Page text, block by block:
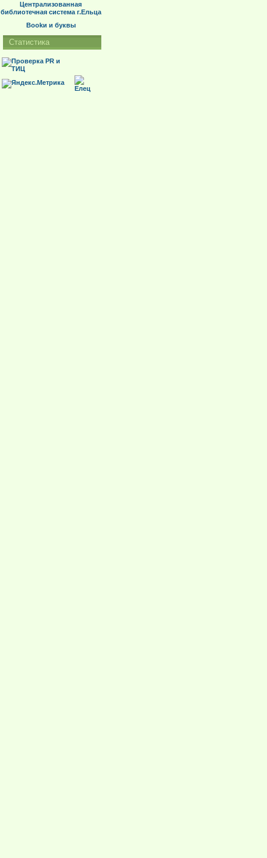
Централизованная
библиотечная система г.Ельца
Bookи и буквы
Статистика